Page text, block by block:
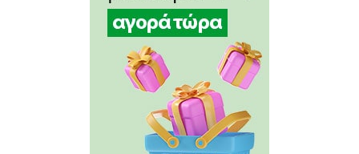
SORBITAN ISOSTEARATE, CITRIC ACID, PERSEA
GRATISSIMA (AVOCADO) FRUIT EXTRACT.